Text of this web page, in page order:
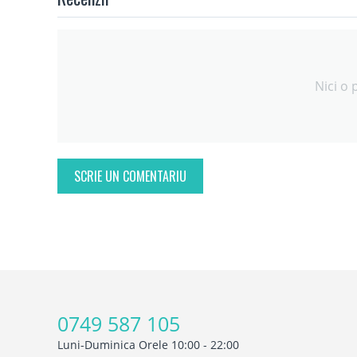
Nici o
SCRIE UN COMENTARIU
0749 587 105
Luni-Duminica Orele 10:00 - 22:00